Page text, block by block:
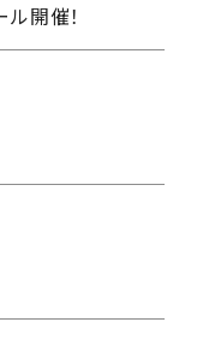
開催！